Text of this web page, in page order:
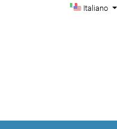
Salta al menu principale di
Salta al contenuto principale
Salta al piè di pagina del sito
Cambia
Italiano